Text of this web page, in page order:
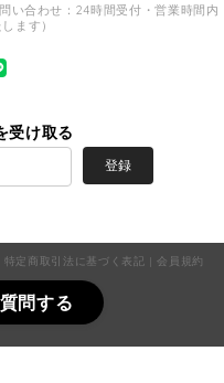
問い合わせ：24時間受付・営業時間内
ます）
受け取る
登録
特定商取引法に基づく表記 |会員規約
問する